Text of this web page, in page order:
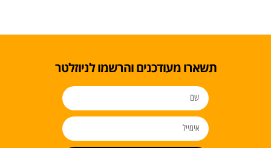
תשארו מעודכנים והרשמו לניוזלטר